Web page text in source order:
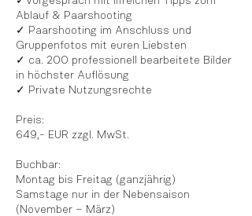
Ablauf & Paarshooting
✓ Paarshooting im Anschluss und
Gruppenfotos mit euren Liebsten
✓ ca. 200 professionell bearbeitete Bilder
in höchster Auflösung
✓ Private Nutzungsrechte
Preis:
649,- EUR zzgl. MwSt.
Buchbar:
Montag bis Freitag (ganzjährig)
Samstage nur in der Nebensaison
(November – März)